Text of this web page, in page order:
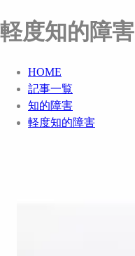
軽度知的障害
HOME
記事一覧
知的障害
軽度知的障害